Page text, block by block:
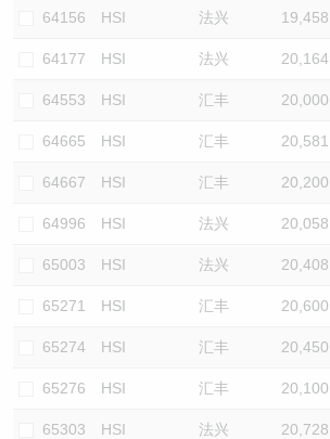
64156 HSI 法兴 19,458
64177 HSI 法兴 20,164
64553 HSI 汇丰 20,000
64665 HSI 汇丰 20,581
64667 HSI 汇丰 20,200
64996 HSI 法兴 20,058
65003 HSI 法兴 20,408
65271 HSI 汇丰 20,600
65274 HSI 汇丰 20,450
65276 HSI 汇丰 20,100
65303 HSI 法兴 20,728